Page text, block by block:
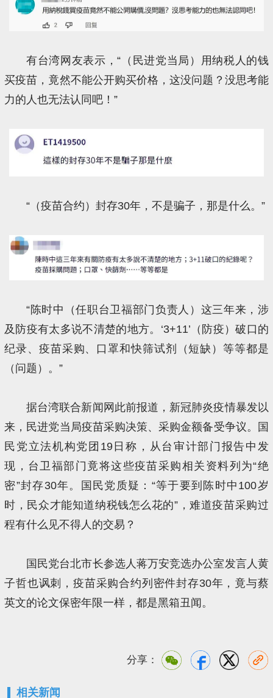
有台湾网友表示，“（民进党当局）用纳税人的钱
买疫苗，竟然不能公开购买价格，这没问题？没思考能
力的人也无法认同吧！”
“（疫苗合约）封存30年，不是骗子，那是什么。”
“陈时中（任职台卫福部门负责人）这三年来，涉
及防疫有太多说不清楚的地方。‘3+11’（防疫）破口的
纪录、疫苗采购、口罩和快筛试剂（短缺）等等都是
（问题）。”
据台湾联合新闻网此前报道，新冠肺炎疫情暴发以
来，民进党当局疫苗采购决策、采购金额备受争议。国
民党立法机构党团19日称，从台审计部门报告中发
现，台卫福部门竟将这些疫苗采购相关资料列为“绝
密”封存30年。国民党质疑：“等于要到陈时中100岁
时，民众才能知道纳税钱怎么花的”，难道疫苗采购过
程有什么见不得人的交易？
国民党台北市长参选人蒋万安竞选办公室发言人黄
子哲也讽刺，疫苗采购合约列密件封存30年，竟与蔡
英文的论文保密年限一样，都是黑箱丑闻。
分享：
相关新闻